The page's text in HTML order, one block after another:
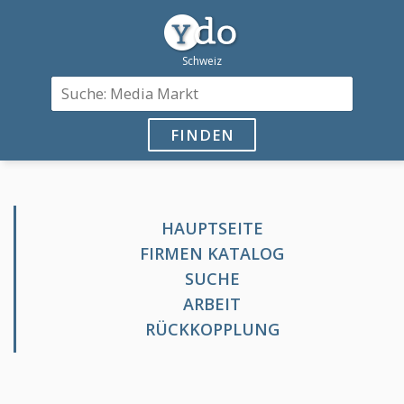
FINDEN
HAUPTSEITE
FIRMEN KATALOG
SUCHE
ARBEIT
RÜCKKOPPLUNG